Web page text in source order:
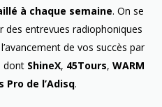
à chaque semaine. On se
des entrevues radiophoniques
de vos succès par
dont ShineX, 45Tours, WARM
Pro de l’Adisq.